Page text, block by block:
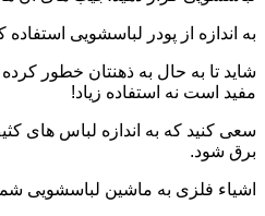
به اندازه از پودر لباسشویی استفاده
شاید تا به حال به ذهنتان خطور
مفید است نه استفاده زیاد!
سعی کنید که به اندازه لباس های
برق شود.
اشیاء فلزی به ماشین لباسشویی